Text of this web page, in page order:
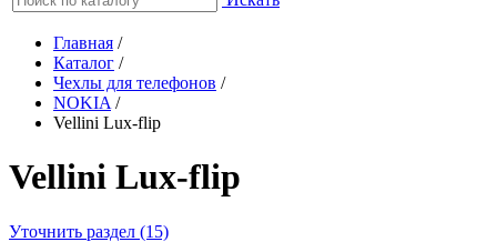
Главная /
Каталог /
Чехлы для телефонов /
NOKIA /
Vellini Lux-flip
Vellini Lux-flip
Уточнить раздел (15)